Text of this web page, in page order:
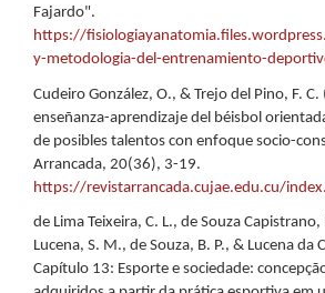
Fajardo".
https://
y-metodologia-del-entrenamiento-
Cudeiro González, O., & Trejo del Pino, F.
enseñanza-aprendizaje del béisbol
de posibles talentos con enfoque socio-
Arrancada, 20(36), 3-19.
https://revistarrancada.cujae.edu.cu/
de Lima Teixeira, C. L., de Souza Capistrano,
Lucena, S. M., de Souza, B. P., & Lucena da
Capítulo 13: Esporte e sociedade: